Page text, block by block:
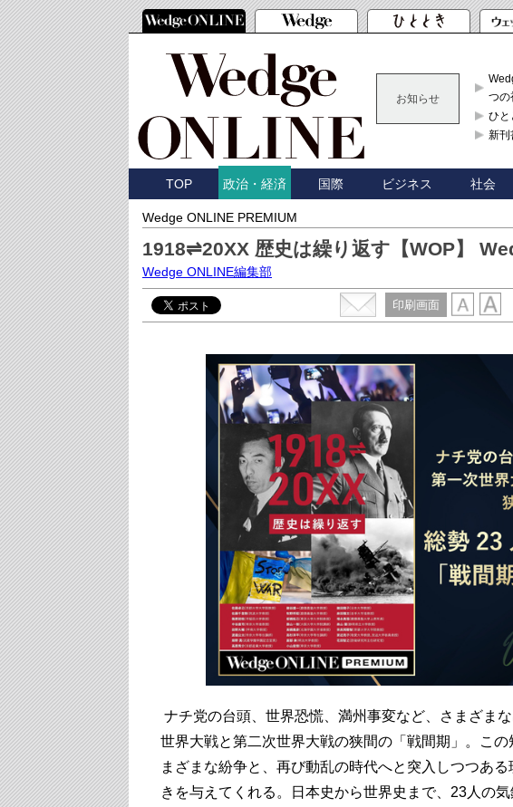
お知らせ
つの
ひと
新刊
TOP 政治・経済 国際 ビジネス 社会
Wedge ONLINE PREMIUM
1918⇌20XX 歴史は繰り返す【WOP】
Wedge ONLINE編集部
印刷画面
ナチ党の台頭、世界恐慌、満州事変など、さまざま
世界大戦と第二次世界大戦の狭間の「戦間期」。こ
まざまな紛争と、再び動乱の時代へと突入しつつあ
きを与えてくれる。日本史から世界史まで、23人の